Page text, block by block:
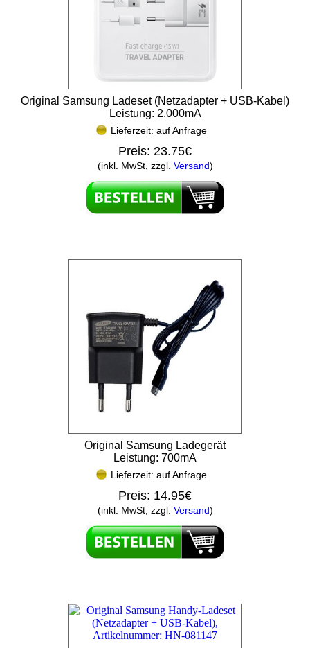
Original Samsung Ladeset (Netzadapter + USB-Kabel)
Leistung: 2.000mA
Lieferzeit: auf Anfrage
Preis: 23.75€
(inkl. MwSt, zzgl. Versand)
Original Samsung Ladegerät
Leistung: 700mA
Lieferzeit: auf Anfrage
Preis: 14.95€
(inkl. MwSt, zzgl. Versand)